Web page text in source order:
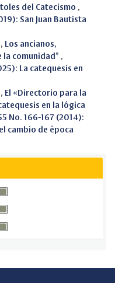
del Catecismo ,
San Juan Bautista
Los ancianos,
la comunidad” ,
La catequesis en
El «Directorio para la
en la lógica
No. 166-167 (2014):
cambio de época